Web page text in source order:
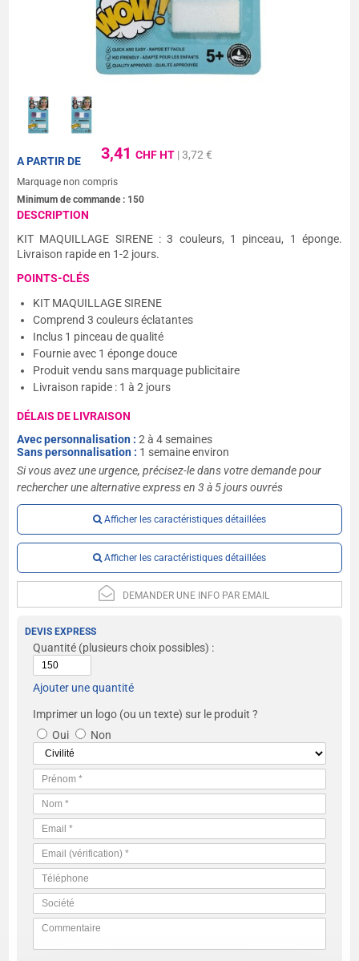
3,41CHF HT | 3,72 €
A PARTIR DE
Marquage non compris
Minimum de commande : 150
DESCRIPTION
KIT MAQUILLAGE SIRENE : 3 couleurs, 1 pinceau, 1 éponge.
Livraison rapide en 1-2 jours.
POINTS-CLÉS
KIT MAQUILLAGE SIRENE
Comprend 3 couleurs éclatantes
Inclus 1 pinceau de qualité
Fournie avec 1 éponge douce
Produit vendu sans marquage publicitaire
Livraison rapide : 1 à 2 jours
DÉLAIS DE LIVRAISON
Avec personnalisation :2 à 4 semaines
Sans personnalisation : 1 semaine environ
Si vous avez une urgence, précisez-le dans votre demande pour
rechercher une alternative express en 3 à 5 jours ouvrés
Afficher les caractéristiques détaillées
Afficher les caractéristiques détaillées
DEMANDER UNE INFO PAR EMAIL
DEVIS EXPRESS
Quantité (plusieurs choix possibles) :
Ajouter une quantité
Imprimer un logo (ou un texte) sur le produit ?
Oui
Non